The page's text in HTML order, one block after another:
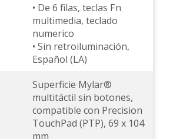
• De 6 filas, teclas Fn
multimedia, teclado
numerico
• Sin retroiluminación,
Español (LA)
Superficie Mylar®
multitáctil sin botones,
compatible con Precision
TouchPad (PTP), 69 x 104
mm